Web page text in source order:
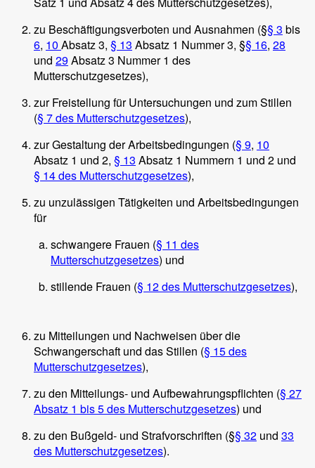
zu Beschäftigungsverboten und Ausnahmen (§§ 3 bis
6, 10 Absatz 3, § 13 Absatz 1 Nummer 3, §§ 16, 28
und 29Absatz 3 Nummer 1 des
Mutterschutzgesetzes),
zur Freistellung für Untersuchungen und zum Stillen
(§ 7 des Mutterschutzgesetzes),
zur Gestaltung der Arbeitsbedingungen (§ 9, 10
Absatz 1 und 2, § 13 Absatz 1 Nummern 1 und 2 und
§ 14 des Mutterschutzgesetzes),
zu unzulässigen Tätigkeiten und Arbeitsbedingungen
für
schwangere Frauen (§ 11 des
Mutterschutzgesetzes) und
stillende Frauen (§ 12 des Mutterschutzgesetzes),
zu Mitteilungen und Nachweisen über die
Schwangerschaft und das Stillen (§ 15 des
Mutterschutzgesetzes),
zu den Mitteilungs- und Aufbewahrungspflichten (§ 27
Absatz 1 bis 5 des Mutterschutzgesetzes) und
zu den Bußgeld- und Strafvorschriften (§§ 32 und 33
des Mutterschutzgesetzes).